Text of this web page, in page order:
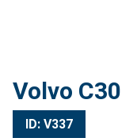
Volvo C30
ID: V337